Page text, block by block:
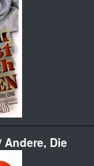
Andere, Die